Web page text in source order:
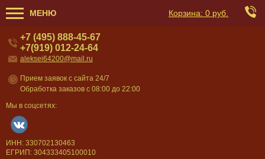
МЕНЮ Корзина: 0 руб.
+7 (495) 888-45-67
+7(919) 012-24-64
aleksei64200@mail.ru
Прием заявок с сайта 24/7
Обработка заказов с 08:00 до 22:00
Мы в соцсетях:
ИНН: 330702130463
ЕГРИП: 304333405100010